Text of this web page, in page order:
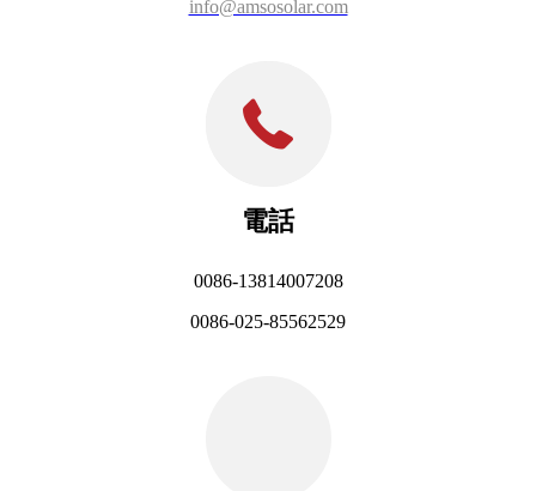
info@amsosolar.com
電話
0086-13814007208
0086-025-85562529